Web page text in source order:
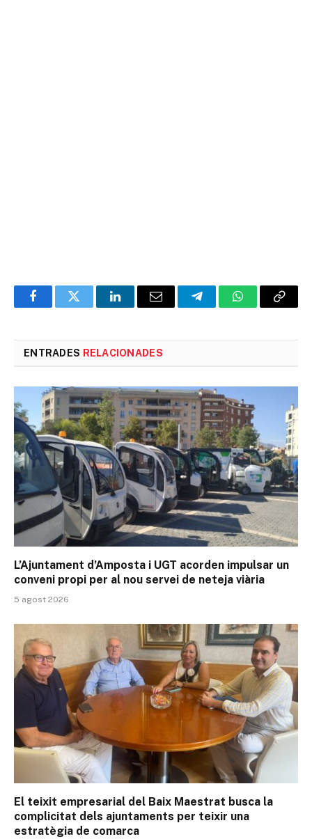
FacebookTwitter LinkedInEmail TelegramWhatsAppCopia
ENTRADES RELACIONADES
L’Ajuntament d’Amposta i UGT acorden impulsar un
conveni propi per al nou servei de neteja viària
5 agost 2026
El teixit empresarial del Baix Maestrat busca la
complicitat dels ajuntaments per teixir una
estratègia de comarca